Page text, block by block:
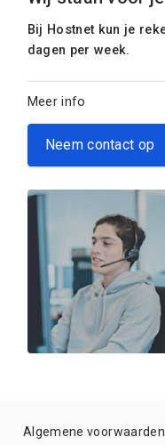
Bij Hostnet kun je
dagen per week.
Meer info
Neem contact op
Algemene voorwaarden